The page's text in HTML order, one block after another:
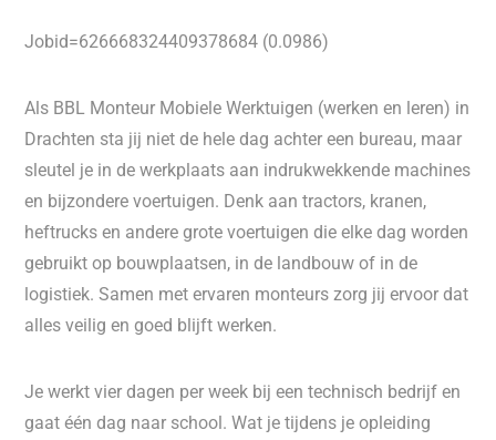
Jobid=626668324409378684 (0.0986)
Als BBL Monteur Mobiele Werktuigen (werken en leren) in
Drachten sta jij niet de hele dag achter een bureau, maar
sleutel je in de werkplaats aan indrukwekkende machines
en bijzondere voertuigen. Denk aan tractors, kranen,
heftrucks en andere grote voertuigen die elke dag worden
gebruikt op bouwplaatsen, in de landbouw of in de
logistiek. Samen met ervaren monteurs zorg jij ervoor dat
alles veilig en goed blijft werken.
Je werkt vier dagen per week bij een technisch bedrijf en
gaat één dag naar school. Wat je tijdens je opleiding